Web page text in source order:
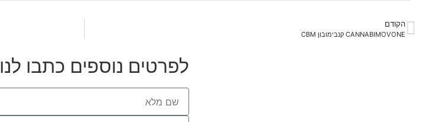
הקודם
CANNABIMOVONE קנבימובון CBM
לפרטים נוספים כתבו לנו